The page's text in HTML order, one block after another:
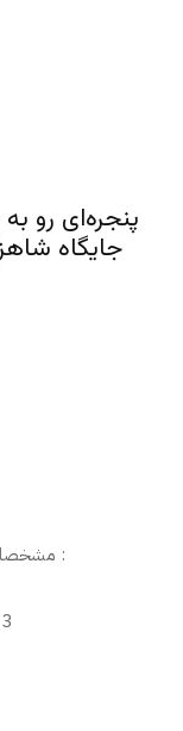
پنجره‌ای رو
مشخصات دریافت شبکه ایران فردا در ماهواره ترکمنعالم :